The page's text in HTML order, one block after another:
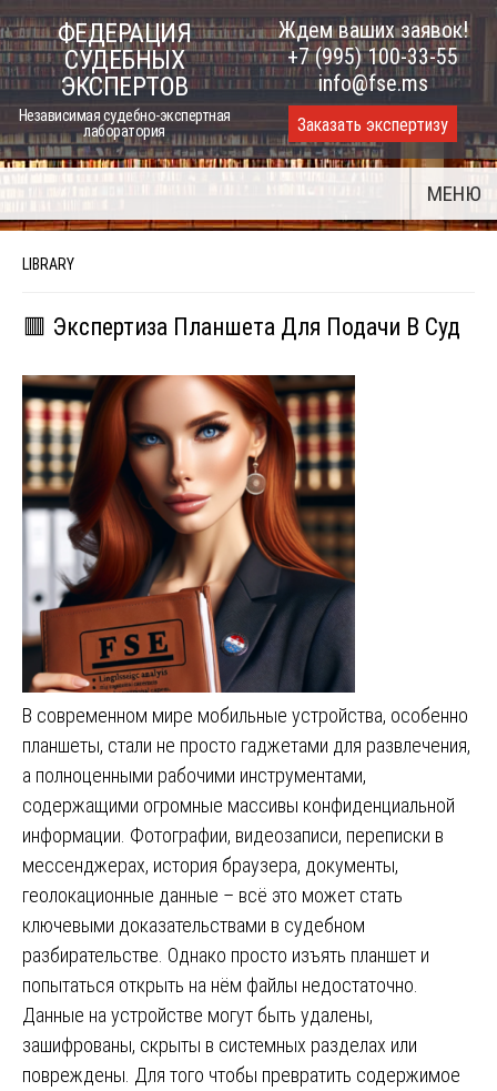
Skip
to
content
ФЕДЕРАЦИЯ
СУДЕБНЫХ
ЭКСПЕРТОВ
Независимая судебно-экспертная
лаборатория
Ждем ваших заявок!
+7 (995) 100-33-55
info@fse.ms
Заказать экспертизу
МЕНЮ
LIBRARY
🟥 Экспертиза Планшета Для Подачи В Суд
В современном мире мобильные устройства, особенно
планшеты, стали не просто гаджетами для развлечения,
а полноценными рабочими инструментами,
содержащими огромные массивы конфиденциальной
информации. Фотографии, видеозаписи, переписки в
мессенджерах, история браузера, документы,
геолокационные данные – всё это может стать
ключевыми доказательствами в судебном
разбирательстве. Однако просто изъять планшет и
попытаться открыть на нём файлы недостаточно.
Данные на устройстве могут быть удалены,
зашифрованы, скрыты в системных разделах или
повреждены. Для того чтобы превратить содержимое